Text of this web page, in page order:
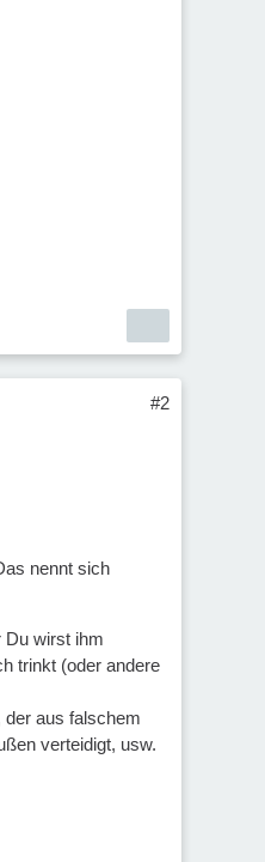
#2
nennt sich
Du wirst ihm
trinkt (oder andere
der aus falschem
verteidigt, usw.